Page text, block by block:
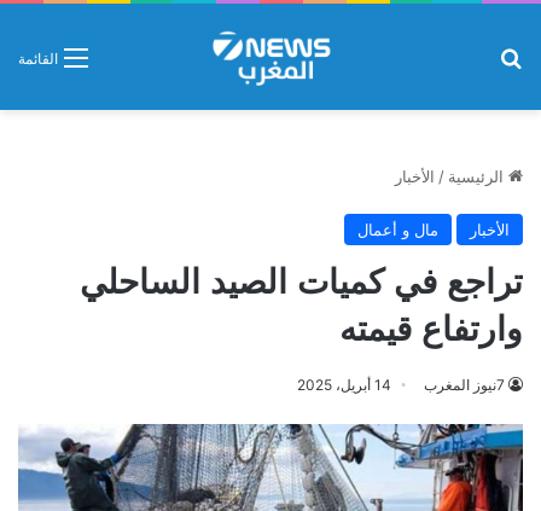
القائمة
الرئيسية / الأخبار
الأخبار مال و أعمال
تراجع في كميات الصيد الساحلي
وارتفاع قيمته
7نيوز المغرب 14 أبريل، 2025